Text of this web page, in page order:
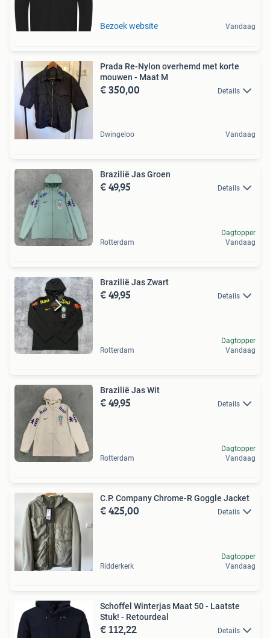
Bezoek website Vandaag
Prada Re-Nylon overhemd met korte
mouwen - Maat M
€ 350,00 Details
Dwingeloo Vandaag
Brazilië Jas Groen
€ 49,95 Details
Rotterdam
Dagtopper
Vandaag
Brazilië Jas Zwart
€ 49,95 Details
Rotterdam
Dagtopper
Vandaag
Brazilië Jas Wit
€ 49,95 Details
Rotterdam
Dagtopper
Vandaag
C.P. Company Chrome-R Goggle Jacket
€ 425,00 Details
Ridderkerk
Dagtopper
Vandaag
Schoffel Winterjas Maat 50 - Laatste
Stuk! - Retourdeal
€ 112,22 Details